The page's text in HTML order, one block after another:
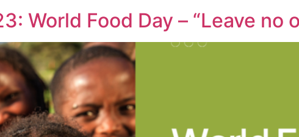
World Food Day – “Leave no